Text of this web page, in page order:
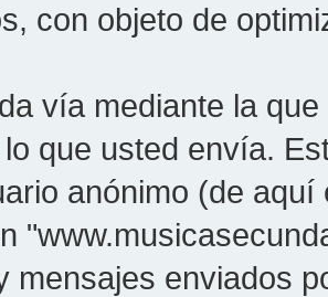
con objeto de
vía mediante la
que usted envía.
anónimo (de
mensajes enviados